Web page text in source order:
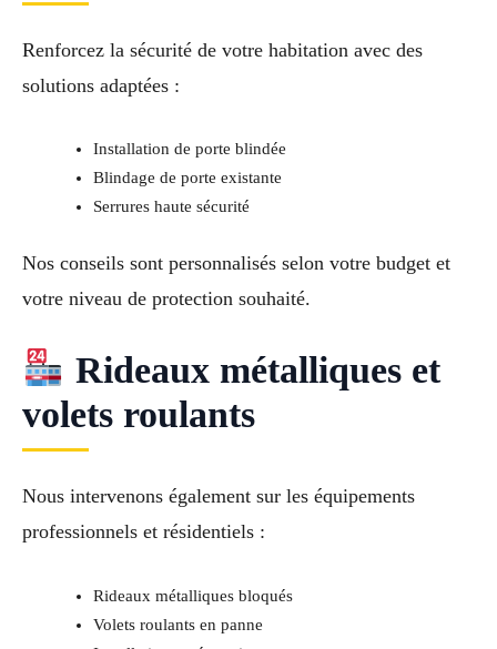
Renforcez la sécurité de votre habitation avec des
solutions adaptées :
Installation de porte blindée
Blindage de porte existante
Serrures haute sécurité
Nos conseils sont personnalisés selon votre budget et
votre niveau de protection souhaité.
Rideaux métalliques et
volets roulants
Nous intervenons également sur les équipements
professionnels et résidentiels :
Rideaux métalliques bloqués
Volets roulants en panne